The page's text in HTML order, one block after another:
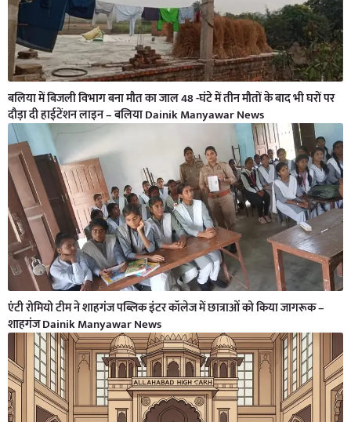
बलिया में बिजली विभाग बना मौत का जाल 48 -घंटे में तीन मौतों के बाद भी घरों पर
दौड़ा दी हाईटेंशन लाइन – बलिया Dainik Manyawar News
एंटी रोमियो टीम ने शाहगंज पब्लिक इंटर कॉलेज में छात्राओं को किया जागरूक –
शाहगंज Dainik Manyawar News